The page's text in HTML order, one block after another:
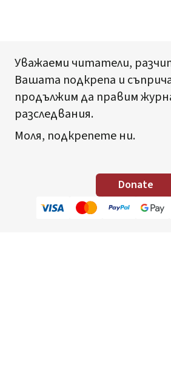
Уважаеми читатели,
Вашата подкрепа и
продължим да правим
разследвания.
Моля, подкрепете ни.
Donate